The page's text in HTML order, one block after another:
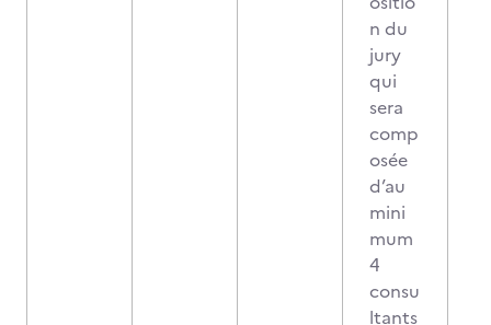
n du
jury
qui
sera
comp
osée
d’au
mini
mum
4
consu
ltants